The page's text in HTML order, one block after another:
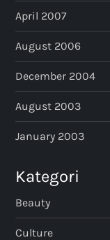
April 2007
August 2006
December 2004
August 2003
January 2003
Kategori
Beauty
Culture